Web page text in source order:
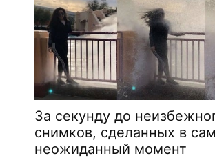
За секунду до
снимков, сделанных в
неожиданный момент